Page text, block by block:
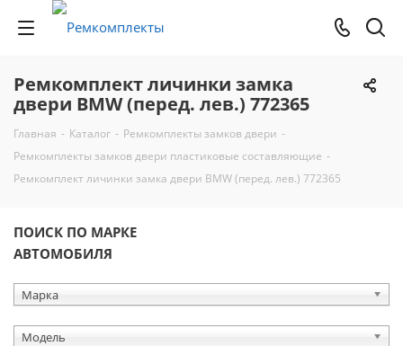
Ремкомплект личинки замка
двери BMW (перед. лев.) 772365
Главная - Каталог - Ремкомплекты замков двери -
Ремкомплекты замков двери пластиковые составляющие -
Ремкомплект личинки замка двери BMW (перед. лев.) 772365
ПОИСК ПО МАРКЕ
АВТОМОБИЛЯ
Марка
Модель